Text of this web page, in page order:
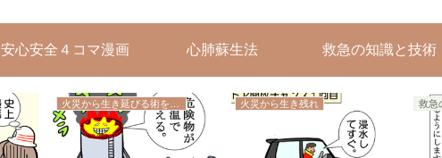
安心安全４コマ漫画 心肺蘇生法 救急の知識と技術
火災から生き残れ 救急